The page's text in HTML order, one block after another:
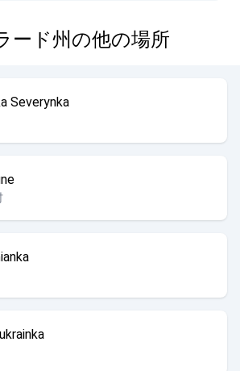
ード州の他の場所
Severynka